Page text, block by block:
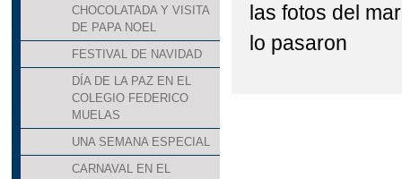
CHOCOLATADA Y VISITA
DE PAPA NOEL
FESTIVAL DE NAVIDAD
DÍA DE LA PAZ EN EL
COLEGIO FEDERICO
MUELAS
UNA SEMANA ESPECIAL
CARNAVAL EN EL
las fotos del
lo pasaron